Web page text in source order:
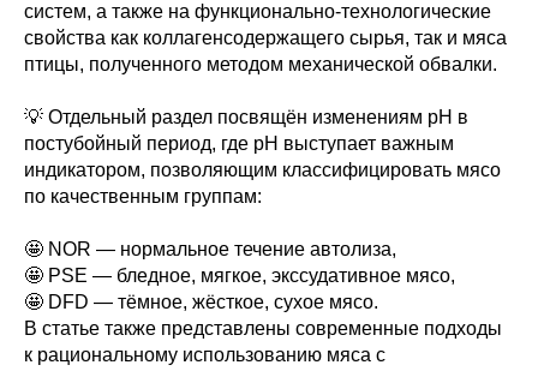
систем, а также на функционально-технологические
свойства как коллагенсодержащего сырья, так и мяса
птицы, полученного методом механической обвалки.
💡 Отдельный раздел посвящён изменениям pH в
постубойный период, где pH выступает важным
индикатором, позволяющим классифицировать мясо
по качественным группам:
🤩 NOR — нормальное течение автолиза,
🤩 PSE — бледное, мягкое, экссудативное мясо,
🤩 DFD — тёмное, жёсткое, сухое мясо.
В статье также представлены современные подходы
к рациональному использованию мяса с